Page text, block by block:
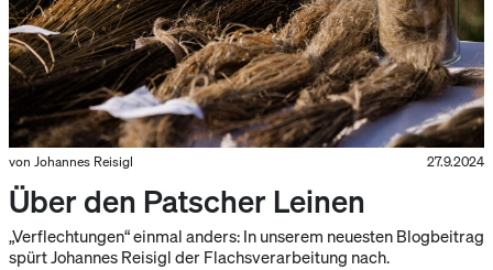
von Johannes Reisigl 27.9.2024
Über den Patscher Leinen
„Verflechtungen“ einmal anders: In unserem neuesten Blogbeitrag
spürt Johannes Reisigl der Flachsverarbeitung nach.